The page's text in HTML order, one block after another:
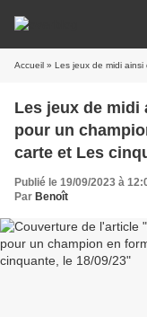
Accueil » Les jeux de midi ainsi que Slam et
Les jeux de midi
pour un
carte et Les
Publié le 19/09/2023 à
Par Benoît